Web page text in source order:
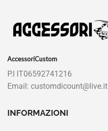
AccessoriCustom
P.I IT06592741216
Email: customdicount@live.it
INFORMAZIONI